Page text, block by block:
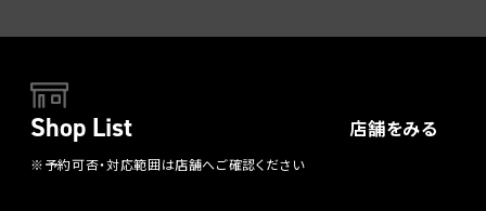
Shop List 店舗をみる
※予約可否・対応範囲は店舗へご確認ください